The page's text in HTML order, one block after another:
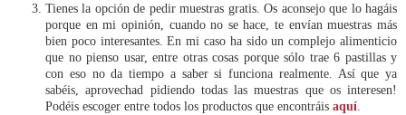
Tienes la opción de pedir muestras gratis. Os aconsejo que lo hagáis
porque en mi opinión, cuando no se hace, te envían muestras más
bien poco interesantes. En mi caso ha sido un complejo alimenticio
que no pienso usar, entre otras cosas porque sólo trae 6 pastillas y
con eso no da tiempo a saber si funciona realmente. Así que ya
sabéis, aprovechad pidiendo todas las muestras que os interesen!
Podéis escoger entre todos los productos que encontráis aquí